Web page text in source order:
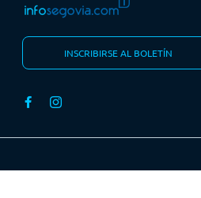
INSCRIBIRSE AL BOLETÍN